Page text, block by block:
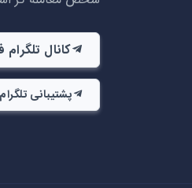
کانال
پشتیبانی